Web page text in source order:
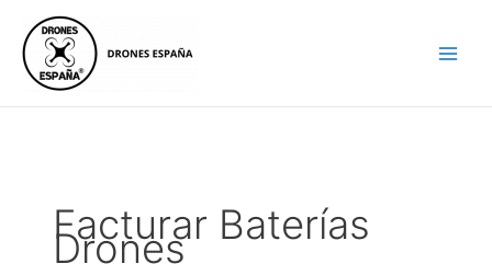
contenido
Facturar Baterías
Drones